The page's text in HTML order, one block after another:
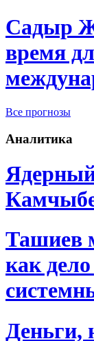
Садыр
время
Все прогнозы
Аналитика
Ташиев
как
Деньги,